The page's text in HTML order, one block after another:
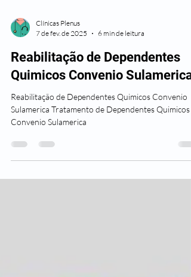
7 de fev. de 2025
6 min de leitura
Reabilitação de Dependentes
Quimicos Convenio Sulamerica
Reabilitação de Dependentes Quimicos Convenio
Sulamerica Tratamento de Dependentes Quimicos
Convenio Sulamerica